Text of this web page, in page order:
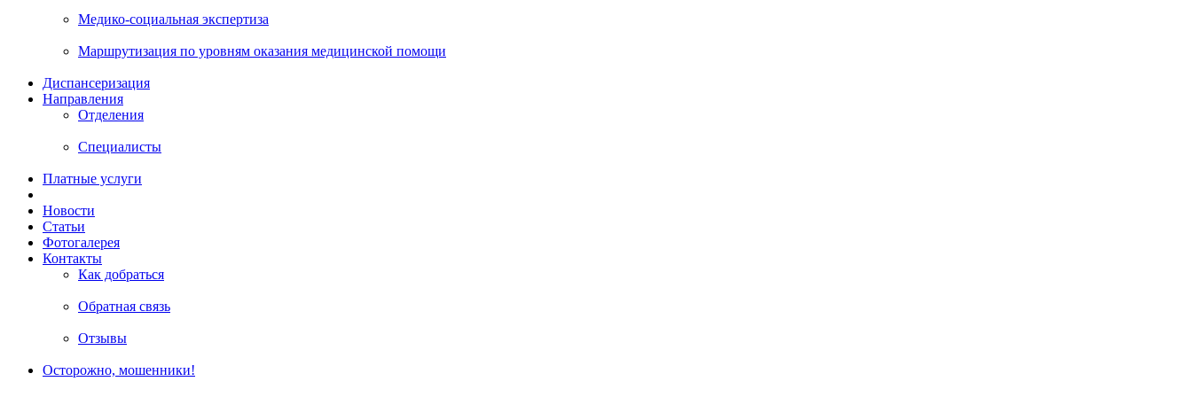
Медико-социальная экспертиза
Маршрутизация по уровням оказания медицинской помощи
Диспансеризация
Направления
Отделения
Специалисты
Платные услуги
Новости
Статьи
Фотогалерея
Контакты
Как добраться
Обратная связь
Отзывы
Осторожно, мошенники!